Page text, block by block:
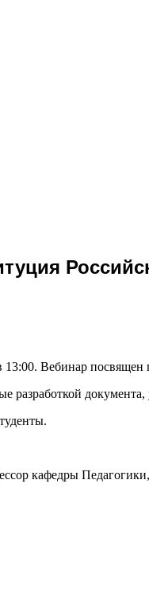
13:00. Вебинар
разработкой
кафедры